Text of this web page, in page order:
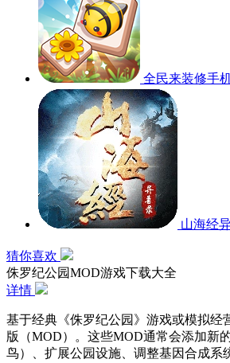
全民来装修手
山海经
猜你喜欢
侏罗纪公园MOD游戏下载大全
详情
基于经典《侏罗纪公园》游戏或模拟经
版（MOD）。这些MOD通常会添加新
鸟）、扩展公园设施、调整基因合成系